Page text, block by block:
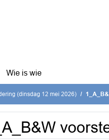
Wie is wie
(dinsdag 12 mei 2026)